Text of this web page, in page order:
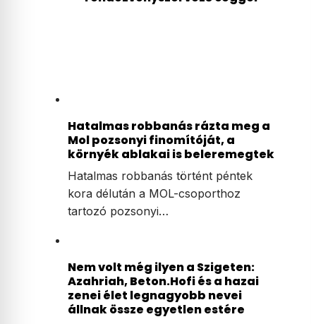
Hatalmas robbanás rázta meg a
Mol pozsonyi finomítóját, a
környék ablakai is beleremegtek
Hatalmas robbanás történt péntek
kora délután a MOL-csoporthoz
tartozó pozsonyi…
Nem volt még ilyen a Szigeten:
Azahriah, Beton.Hofi és a hazai
zenei élet legnagyobb nevei
állnak össze egyetlen estére